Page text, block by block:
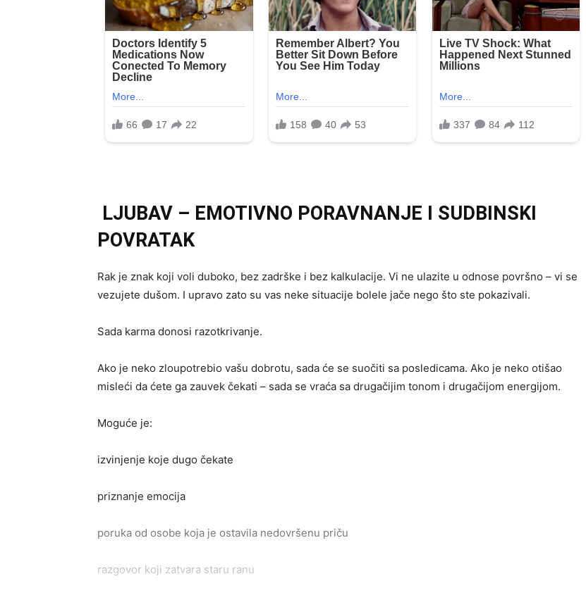
LJUBAV – EMOTIVNO PORAVNANJE I SUDBINSKI
POVRATAK
Rak je znak koji voli duboko, bez zadrške i bez kalkulacije. Vi ne ulazite u odnose površno – vi se
vezujete dušom. I upravo zato su vas neke situacije bolele jače nego što ste pokazivali.
Sada karma donosi razotkrivanje.
Ako je neko zloupotrebio vašu dobrotu, sada će se suočiti sa posledicama. Ako je neko otišao
misleći da ćete ga zauvek čekati – sada se vraća sa drugačijim tonom i drugačijom energijom.
Moguće je:
izvinjenje koje dugo čekate
priznanje emocija
poruka od osobe koja je ostavila nedovršenu priču
razgovor koji zatvara staru ranu